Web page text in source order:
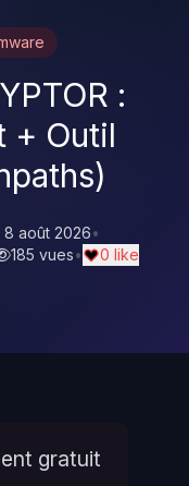
:
+ Outil
8 août 2026•
185 vues• 0 like
gratuit